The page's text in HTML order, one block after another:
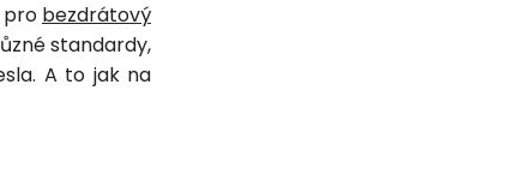
pro bezdrátový
standardy,
A to jak na